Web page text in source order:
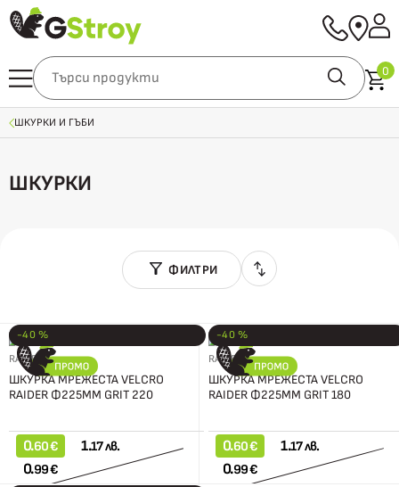
0
ШКУРКИ И ГЪБИ
ШКУРКИ
ФИЛТРИ
-40 %
RAIDER
ШКУРКА МРЕЖЕСТА VELCRO
RAIDER Ф225ММ GRIT 220
0.60 € 1.17 лв.
0.99 €
-40 %
RAIDER
ШКУРКА МРЕЖЕСТА VELCRO
RAIDER Ф225ММ GRIT 180
0.60 € 1.17 лв.
0.99 €